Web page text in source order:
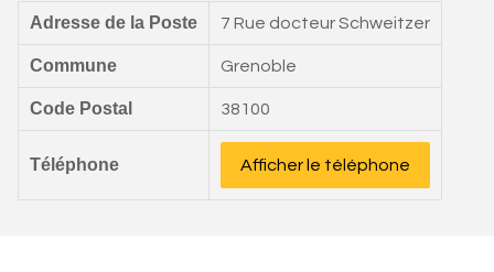
Adresse de la Poste 7 Rue docteur Schweitzer
Commune Grenoble
Code Postal 38100
Téléphone Afficher le téléphone